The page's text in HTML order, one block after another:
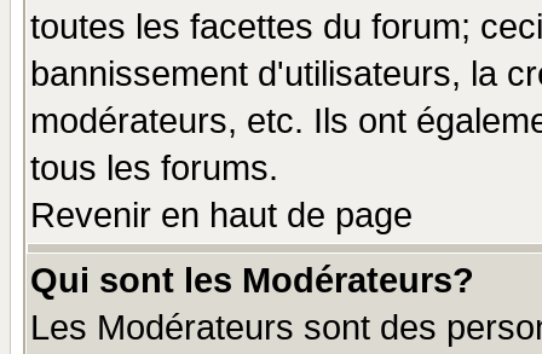
toutes les facettes du forum;
bannissement d'utilisateurs, la
modérateurs, etc. Ils ont
tous les forums.
Revenir en haut de page
Qui sont les Modérateurs?
Les Modérateurs sont des